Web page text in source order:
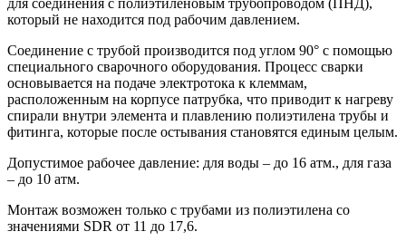
который не находится под рабочим давлением.
Соединение с трубой производится под углом 90° с помощью
специального сварочного оборудования. Процесс сварки
основывается на подаче электротока к клеммам,
расположенным на корпусе патрубка, что приводит к нагреву
спирали внутри элемента и плавлению полиэтилена трубы и
фитинга, которые после остывания становятся единым целым.
Допустимое рабочее давление: для воды – до 16 атм., для газа
– до 10 атм.
Монтаж возможен только с трубами из полиэтилена со
значениями SDR от 11 до 17,6.